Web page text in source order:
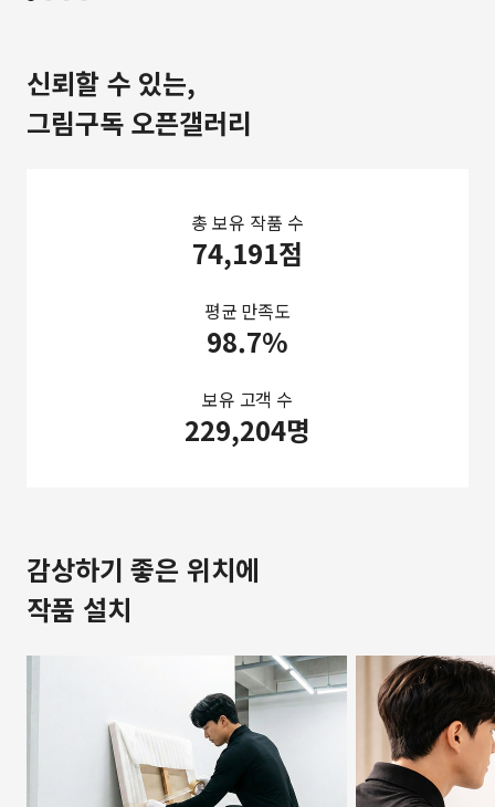
신뢰할 수 있는,
그림구독 오픈갤러리
총 보유 작품 수
74,191점
평균 만족도
98.7%
보유 고객 수
229,204명
감상하기 좋은 위치에
작품 설치